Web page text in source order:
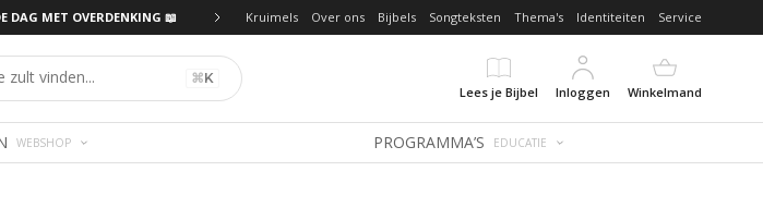
DAG MET OVERDENKING 📖 Kruimels Over ons Bijbels Songteksten Thema's Identiteiten Service
⌘K
Lees je Bijbel
Inloggen Winkelmand
WEBSHOP PROGRAMMA’S EDUCATIE